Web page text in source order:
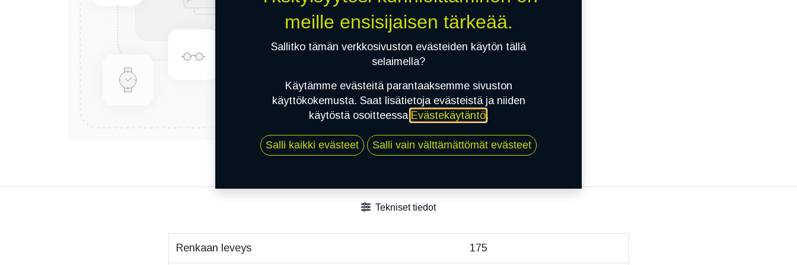
Tekniset tiedot
Renkaan leveys 175
meille ensisijaisen tärkeää.
Sallitko tämän verkkosivuston evästeiden käytön tällä
selaimella?
Käytämme evästeitä parantaaksemme sivuston
käyttökokemusta. Saat lisätietoja evästeistä ja niiden
käytöstä osoitteessa Evästekäytäntö.
Salli kaikki evästeet Salli vain välttämättömät evästeet